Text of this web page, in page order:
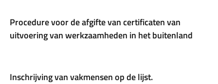
Procedure voor de afgifte van certificaten van
uitvoering van werkzaamheden in het buitenland
Inschrijving van vakmensen op de lijst.